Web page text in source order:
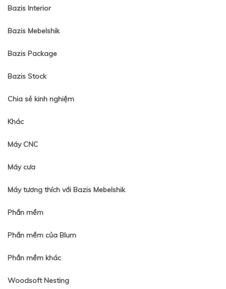
Bazis Interior
Bazis Mebelshik
Bazis Package
Bazis Stock
Chia sẻ kinh nghiệm
Khác
Máy CNC
Máy cưa
Máy tương thích với Bazis Mebelshik
Phần mềm
Phần mềm của Blum
Phần mềm khác
Woodsoft Nesting